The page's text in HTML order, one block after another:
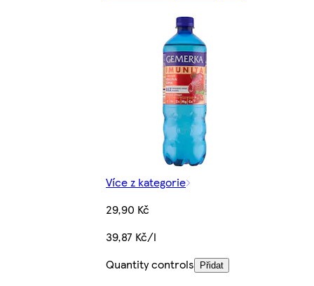
Více z kategorie
29,90 Kč
39,87 Kč/l
Quantity controls
Přidat